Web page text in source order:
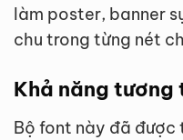
làm poster, banner
chu trong từng nét
Khả năng tương
Bộ font này đã được